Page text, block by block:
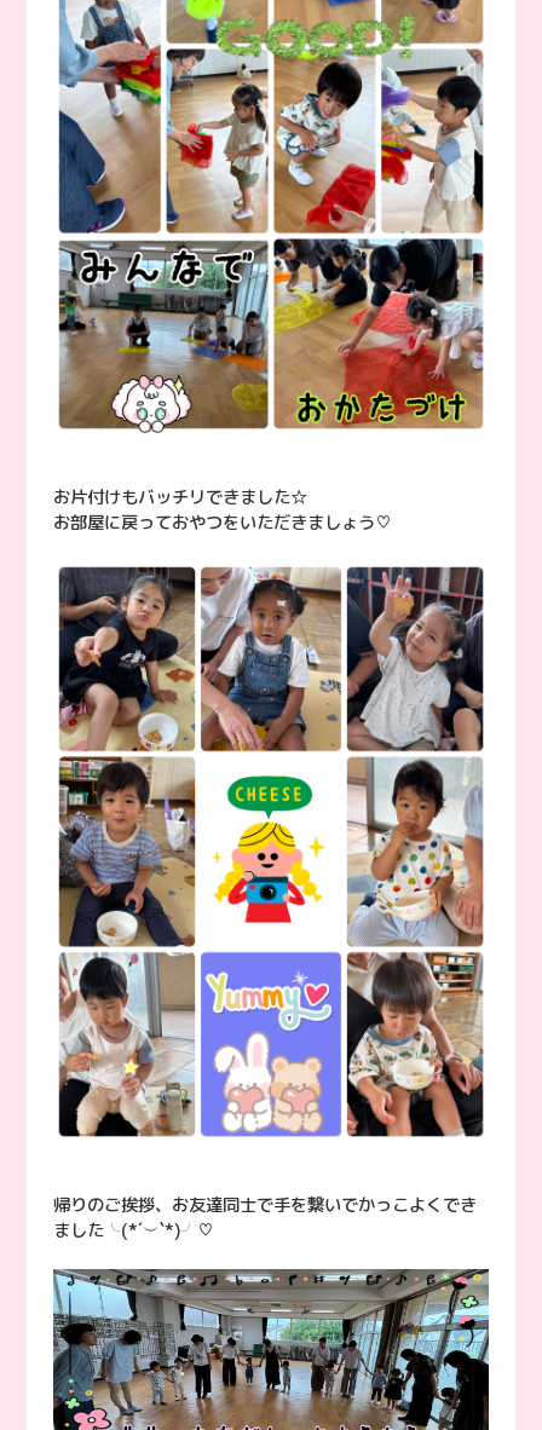
お片付けもバッチリできました☆
お部屋に戻っておやつをいただきましょう♡
帰りのご挨拶、お友達同士で手を繋いでかっこよくでき
ました╰(*´︶`*)╯♡